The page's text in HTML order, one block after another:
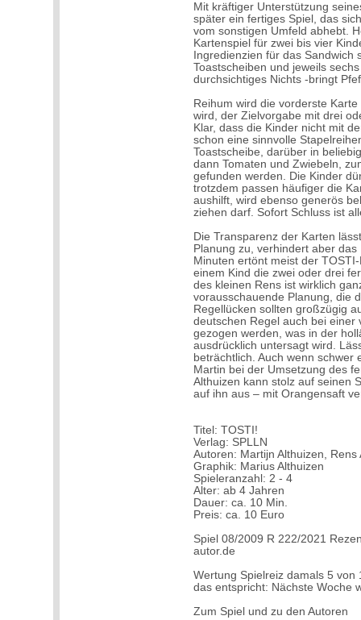
Mit kräftiger Unterstützung
später ein fertiges Spiel, das
vom sonstigen Umfeld abhebt.
Kartenspiel für zwei bis vier
Ingredienzien für das
Toastscheiben und jeweils
durchsichtiges Nichts -bringt
Reihum wird die vorderste
wird, der Zielvorgabe mit drei
Klar, dass die Kinder nicht mit
schon eine sinnvolle
Toastscheibe, darüber in
dann Tomaten und Zwiebeln,
gefunden werden. Die Kinder
trotzdem passen häufiger die
aushilft, wird ebenso generös
ziehen darf. Sofort Schluss ist
Die Transparenz der Karten
Planung zu, verhindert aber
Minuten ertönt meist der
einem Kind die zwei oder drei
des kleinen Rens ist wirklich
vorausschauende Planung, die
Regellücken sollten großzügig
deutschen Regel auch bei einer
gezogen werden, was in der
ausdrücklich untersagt wird.
beträchtlich. Auch wenn schwer
Martin bei der Umsetzung des
Althuizen kann stolz auf seinen
auf ihn aus – mit Orangensaft
Titel: TOSTI!
Verlag: SPLLN
Autoren: Martijn Althuizen, Rens
Graphik: Marius Althuizen
Spieleranzahl: 2 - 4
Alter: ab 4 Jahren
Dauer: ca. 10 Min.
Preis: ca. 10 Euro
Spiel 08/2009 R 222/2021
autor.de
Wertung Spielreiz damals 5 von
das entspricht: Nächste Woche
Zum Spiel und zu den Autoren